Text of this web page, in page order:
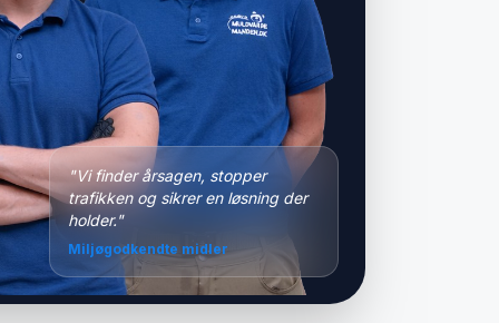
"Vi finder årsagen, stopper
trafikken og sikrer en løsning der
holder."
Miljøgodkendte midler